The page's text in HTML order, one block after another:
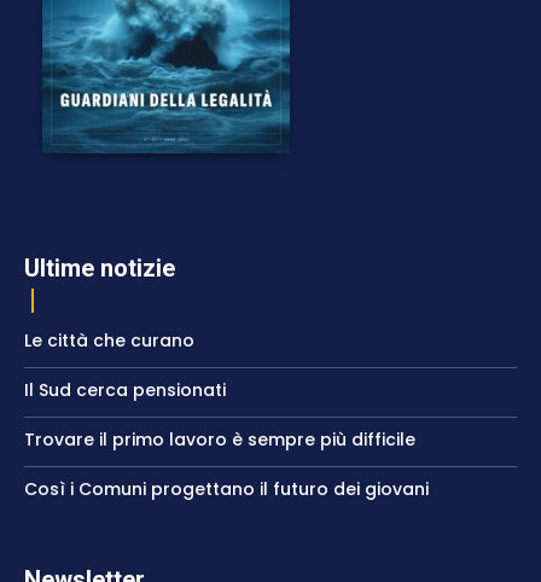
Ultime notizie
Le città che curano
Il Sud cerca pensionati
Trovare il primo lavoro è sempre più difficile
Così i Comuni progettano il futuro dei giovani